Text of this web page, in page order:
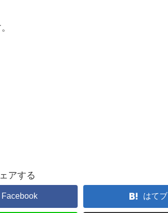
アする
Facebook はてブ